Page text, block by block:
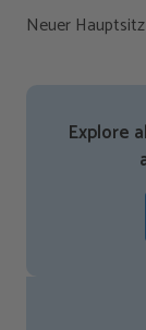
Neuer
Explore